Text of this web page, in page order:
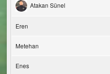
Atakan Sünel
Eren
Metehan
Enes